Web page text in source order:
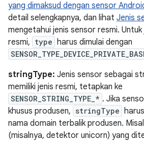
yang dimaksud dengan sensor
detail selengkapnya, dan lihat Jenis
mengetahui jenis sensor resmi.
resmi, type harus dimulai dengan
stringType: Jenis sensor sebagai
memiliki jenis resmi, tetapkan ke
SENSOR_STRING_TYPE_* . Jika
khusus produsen, stringType
nama domain terbalik produsen.
(misalnya, detektor unicorn) yang